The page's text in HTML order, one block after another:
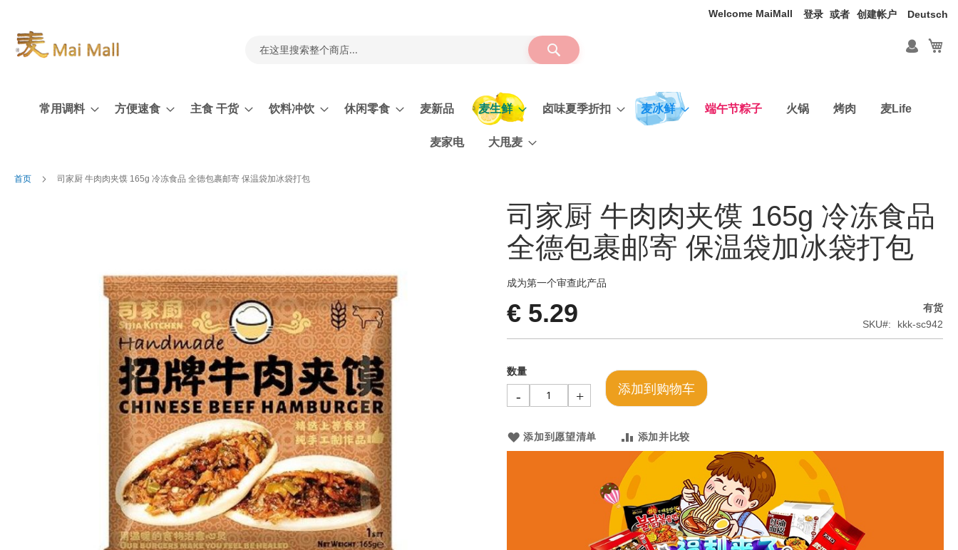
内
容
语
Deutsch
Welcome MaiMall 登录 创建帐户
搜
常用调料 方便速食 主食 干货 饮料冲饮 休闲零食 麦新品 麦生鲜 卤味夏季折扣 麦冰鲜 端午节粽子 火锅 烤肉 麦Life
麦家电 大甩麦
首页 司家厨 牛肉肉夹馍 165g 冷冻食品 全德包裹邮寄 保温袋加冰袋打包
司家厨 牛肉肉夹馍 165g 冷冻食品
全德包裹邮寄 保温袋加冰袋打包
成为第一个审查此产品
€ 5.29
有货
SKU
kkk-sc942
数量
- + 添加到购物车
添加到愿望清单 添加并比较